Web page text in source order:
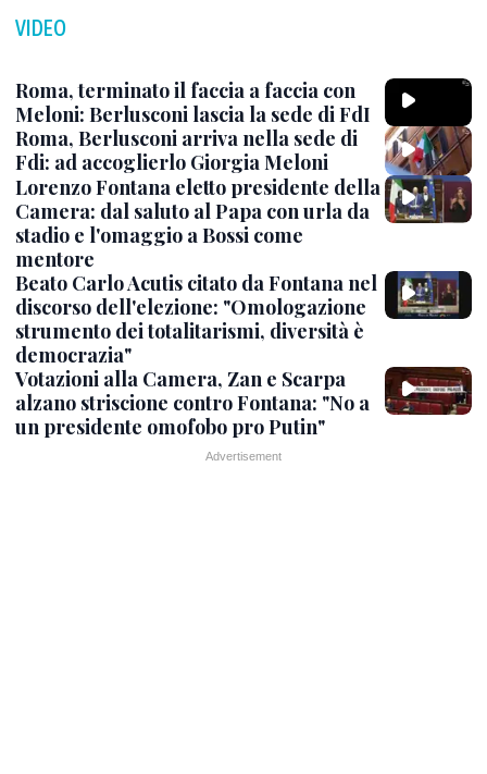
VIDEO
Roma, terminato il faccia a faccia con
Meloni: Berlusconi lascia la sede di FdI
Roma, Berlusconi arriva nella sede di
Fdi: ad accoglierlo Giorgia Meloni
Lorenzo Fontana eletto presidente della
Camera: dal saluto al Papa con urla da
stadio e l'omaggio a Bossi come
mentore
Beato Carlo Acutis citato da Fontana nel
discorso dell'elezione: "Omologazione
strumento dei totalitarismi, diversità è
democrazia"
Votazioni alla Camera, Zan e Scarpa
alzano striscione contro Fontana: "No a
un presidente omofobo pro Putin"